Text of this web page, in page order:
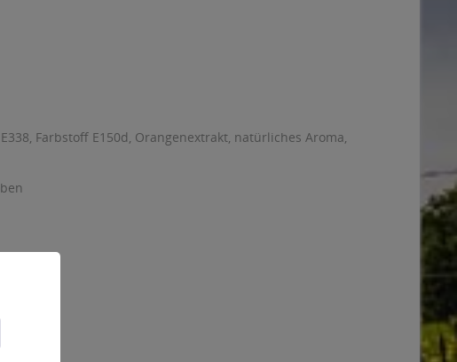
Farbstoff E150d, Orangenextrakt, natürliches Aroma,